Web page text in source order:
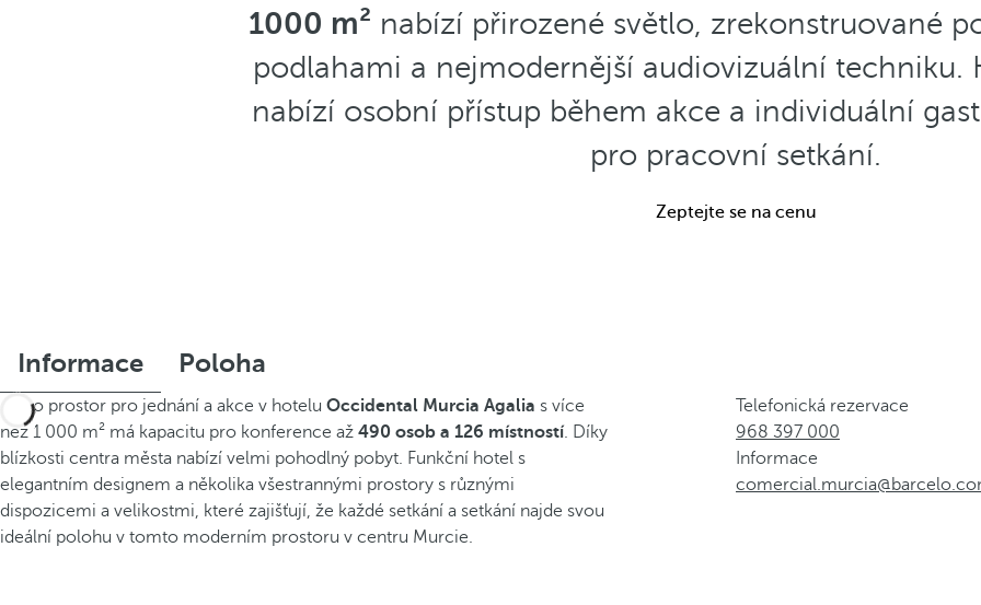
1000 m² nabízí přirozené světlo, zrekonstruované
podlahami a nejmodernější audiovizuální techniku.
nabízí osobní přístup během akce a individuální
pro pracovní setkání.
Zeptejte se na cenu
Informace Poloha
Tento prostor pro jednání a akce v hotelu Occidental Murcia Agalia s více
než 1 000 m² má kapacitu pro konference až 490 osob a 126 místností. Díky
blízkosti centra města nabízí velmi pohodlný pobyt. Funkční hotel s
elegantním designem a několika všestrannými prostory s různými
dispozicemi a velikostmi, které zajišťují, že každé setkání a setkání najde svou
ideální polohu v tomto moderním prostoru v centru Murcie.
Telefonická rezervace
968 397 000
Informace